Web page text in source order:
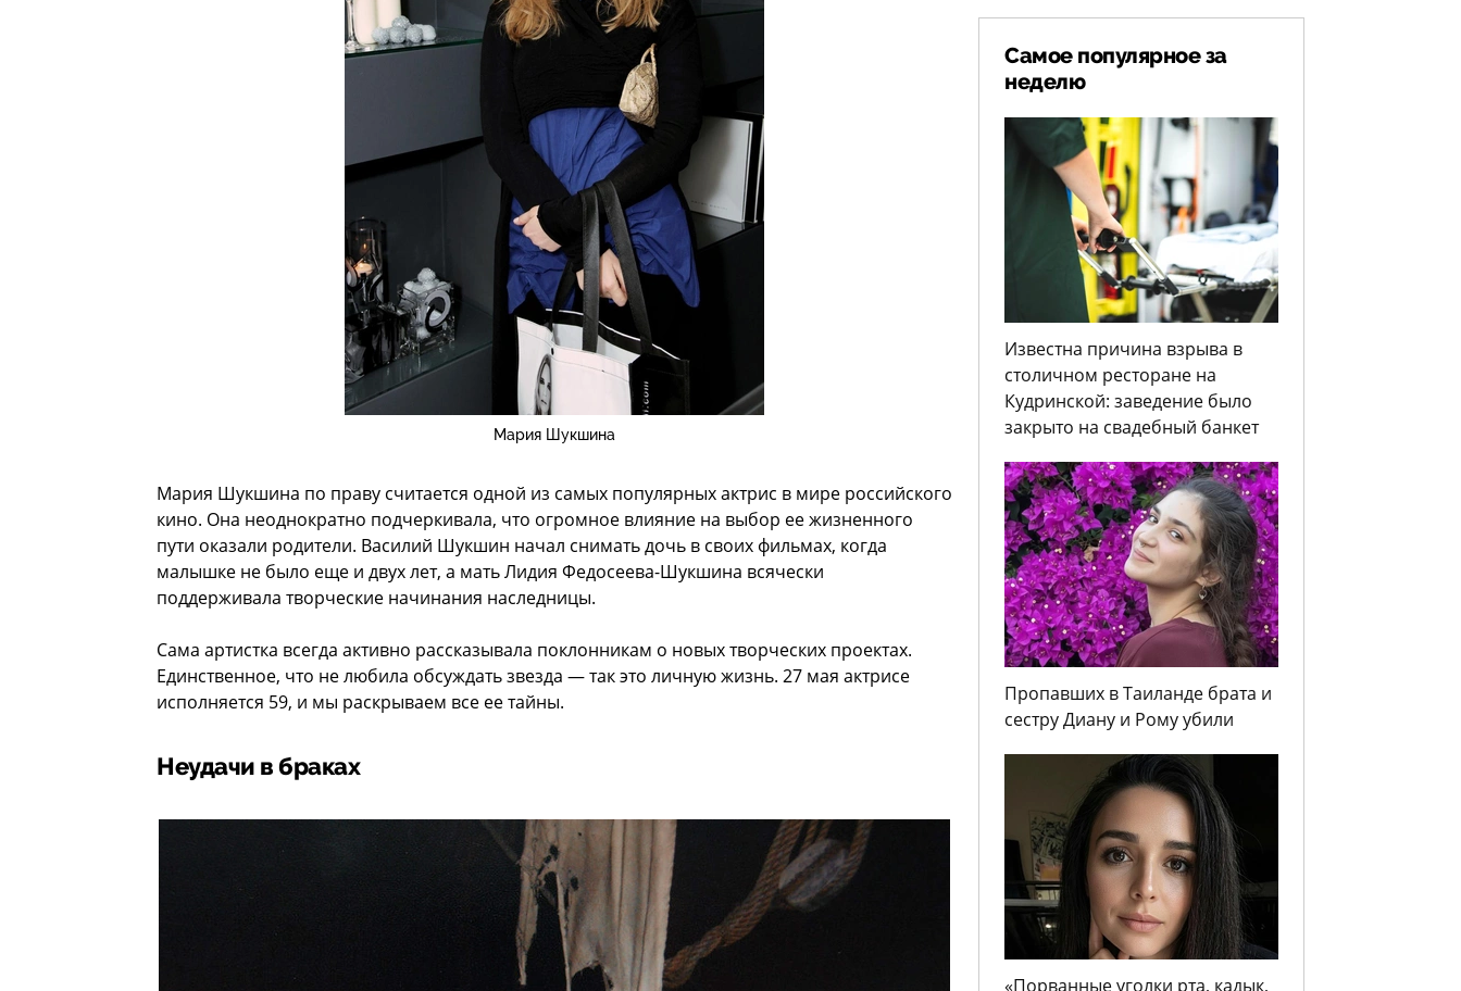
Мария Шукшина
Мария Шукшина по праву считается одной из самых популярных актрис в мире российского
кино. Она неоднократно подчеркивала, что огромное влияние на выбор ее жизненного
пути оказали родители. Василий Шукшин начал снимать дочь в своих фильмах, когда
малышке не было еще и двух лет, а мать Лидия Федосеева-Шукшина всячески
поддерживала творческие начинания наследницы.
Сама артистка всегда активно рассказывала поклонникам о новых творческих проектах.
Единственное, что не любила обсуждать звезда — так это личную жизнь. 27 мая актрисе
исполняется 59, и мы раскрываем все ее тайны.
Неудачи в браках
Самое популярное за
неделю
Известна причина взрыва в
столичном ресторане на
Кудринской: заведение было
закрыто на свадебный банкет
Пропавших в Таиланде брата и
сестру Диану и Рому убили
«Порванные уголки рта, кадык,